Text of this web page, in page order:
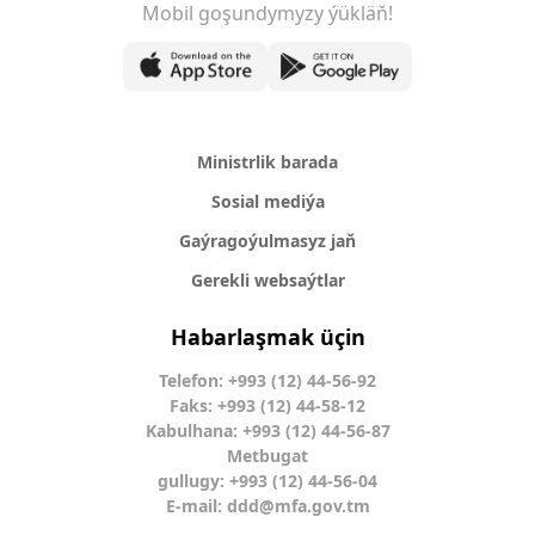
Mobil goşundymyzy ýükläň!
Ministrlik barada
Sosial mediýa
Gaýragoýulmasyz jaň
Gerekli websaýtlar
Habarlaşmak üçin
Telefon: +993 (12) 44-56-92
Faks: +993 (12) 44-58-12
Kabulhana: +993 (12) 44-56-87
Metbugat
gullugy: +993 (12) 44-56-04
E-mail: ddd@mfa.gov.tm